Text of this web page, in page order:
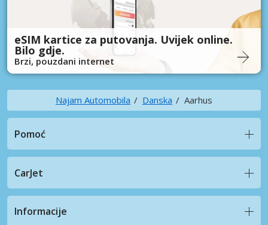
eSIM kartice za putovanja. Uvijek online.
Bilo gdje.
Brzi, pouzdani internet
Najam Automobila Danska Aarhus
Pomoć
CarJet
Informacije